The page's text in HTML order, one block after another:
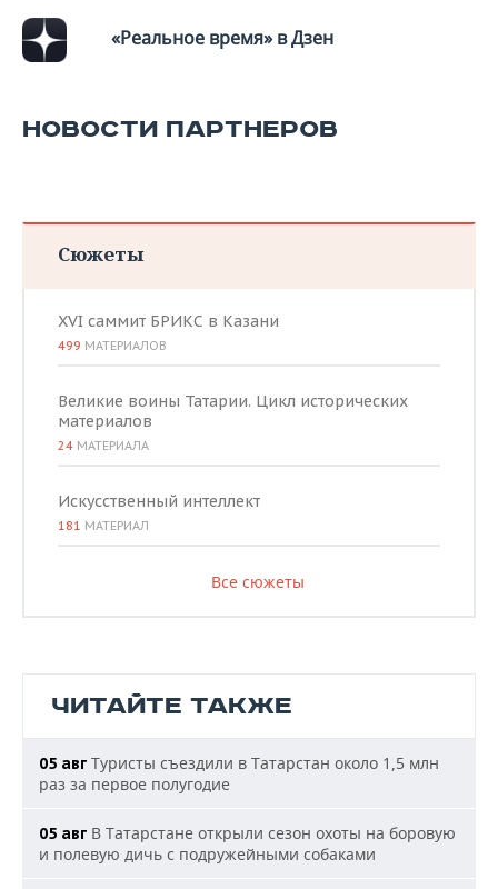
«Реальное время» в Дзен
НОВОСТИ ПАРТНЕРОВ
Сюжеты
XVI саммит БРИКС в Казани
499 МАТЕРИАЛОВ
Великие воины Татарии. Цикл исторических
материалов
24 МАТЕРИАЛА
Искусственный интеллект
181 МАТЕРИАЛ
Все сюжеты
ЧИТАЙТЕ ТАКЖЕ
05 авг Туристы съездили в Татарстан около 1,5 млн
раз за первое полугодие
05 авг В Татарстане открыли сезон охоты на боровую
и полевую дичь с подружейными собаками